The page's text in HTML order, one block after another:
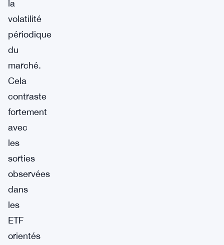
la
volatilité
périodique
du
marché.
Cela
contraste
fortement
avec
les
sorties
observées
dans
les
ETF
orientés